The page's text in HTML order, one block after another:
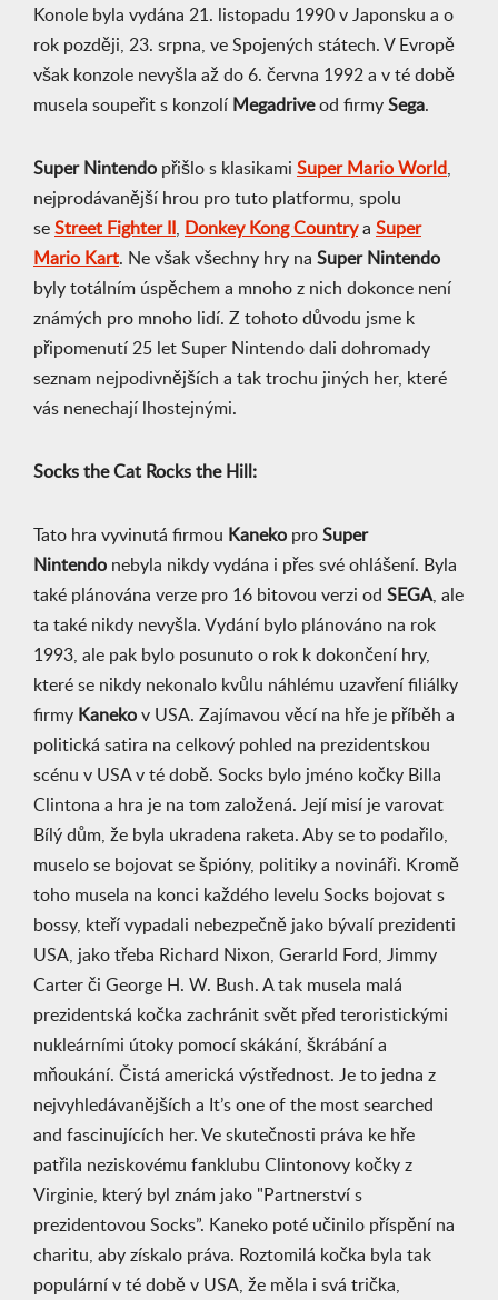
Konole byla vydána 21. listopadu 1990 v Japonsku a o
rok později, 23. srpna, ve Spojených státech. V Evropě
však konzole nevyšla až do 6. června 1992 a v té době
musela soupeřit s konzolí Megadriveod firmy Sega.
Super Nintendo přišlo s klasikami Super Mario World
nejprodávanější hrou pro tuto platformu, spolu
se Street Fighter II Donkey Kong Countrya Super
Mario Kart. Ne však všechny hry na Super Nintendo
byly totálním úspěchem a mnoho z nich dokonce není
známých pro mnoho lidí. Z tohoto důvodu jsme k
připomenutí 25 let Super Nintendo dali dohromady
seznam nejpodivnějších a tak trochu jiných her, které
vás nenechají lhostejnými.
Socks the Cat Rocks the Hill:
Tato hra vyvinutá firmou Kaneko pro Super
Nintendo nebyla nikdy vydána i přes své ohlášení. Byla
také plánována verze pro 16 bitovou verzi od SEGA , ale
ta také nikdy nevyšla. Vydání bylo plánováno na rok
1993, ale pak bylo posunuto o rok k dokončení hry,
které se nikdy nekonalo kvůlu náhlému uzavření filiálky
firmy Kaneko v USA. Zajímavou věcí na hře je příběh a
politická satira na celkový pohled na prezidentskou
scénu v USA v té době. Socks bylo jméno kočky Billa
Clintona a hra je na tom založená. Její misí je varovat
Bílý dům, že byla ukradena raketa. Aby se to podařilo,
muselo se bojovat se špióny, politiky a novináři. Kromě
toho musela na konci každého levelu Socks bojovat s
bossy, kteří vypadali nebezpečně jako bývalí prezidenti
USA, jako třeba Richard Nixon, Gerarld Ford, Jimmy
Carter či George H. W. Bush. A tak musela malá
prezidentská kočka zachránit svět před teroristickými
nukleárními útoky pomocí skákání, škrábání a
mňoukání. Čistá americká výstřednost. Je to jedna z
nejvyhledávanějších a It’s one of the most searched
and fascinujících her. Ve skutečnosti práva ke hře
patřila neziskovému fanklubu Clintonovy kočky z
Virginie, který byl znám jako "Partnerství s
prezidentovou Socks”. Kaneko poté učinilo příspění na
charitu, aby získalo práva. Roztomilá kočka byla tak
populární v té době v USA, že měla i svá trička,